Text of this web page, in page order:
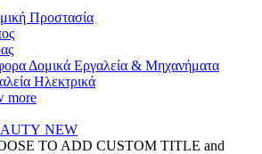
Προστασία
Δομικά Εργαλεία & Μηχανήματα
Ηλεκτρικά
more
NEW
TO ADD CUSTOM TITLE and